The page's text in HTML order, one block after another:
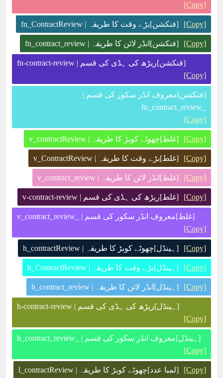
[Copy]
[فنکشن]بڑے وقت کا طریقہ | fn_ContractReview [Copy]
[فنکشن]انڈر لائن کا طریقہ | fn_contract_review [Copy]
[فنکشن]ریڑھ کی ہڈی کی قسم | fn-contract-review
[Copy]
[فنکشن]معروف انڈر سکور کی قسم |
_fn_contract_review
[Copy]
[غلط]چھوٹے کوبڑ کا طریقہ | v_contractReview [Copy]
[غلط]بڑے وقت کا طریقہ | v_ContractReview [Copy]
[غلط]انڈر لائن کا طریقہ | v_contract_review [Copy]
[غلط]ریڑھ کی ہڈی کی قسم | v-contract-review [Copy]
[غلط]معروف انڈر سکور کی قسم | _v_contract_review
[Copy]
[ہینڈل]چھوٹے کوبڑ کا طریقہ | h_contractReview [Copy]
[ہینڈل]بڑے وقت کا طریقہ | h_ContractReview [Copy]
[ہینڈل]انڈر لائن کا طریقہ | h_contract_review [Copy]
[ہینڈل]ریڑھ کی ہڈی کی قسم | h-contract-review
[Copy]
[ہینڈل]معروف انڈر سکور کی قسم | _h_contract_review
[Copy]
[لمبا عدد]چھوٹے کوبڑ کا طریقہ | l_contractReview [Copy]